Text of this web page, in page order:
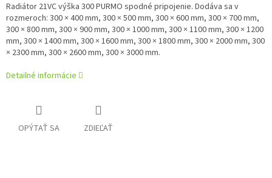
Radiátor 21VC výška 300 PURMO spodné pripojenie. Dodáva sa v
rozmeroch: 300 × 400 mm, 300 × 500 mm, 300 × 600 mm, 300 × 700 mm,
300 × 800 mm, 300 × 900 mm, 300 × 1000 mm, 300 × 1100 mm, 300 × 1200
mm, 300 × 1400 mm, 300 × 1600 mm, 300 × 1800 mm, 300 × 2000 mm, 300
× 2300 mm, 300 × 2600 mm, 300 × 3000 mm.
Detailné informácie
OPÝTAŤ SA ZDIEĽAŤ